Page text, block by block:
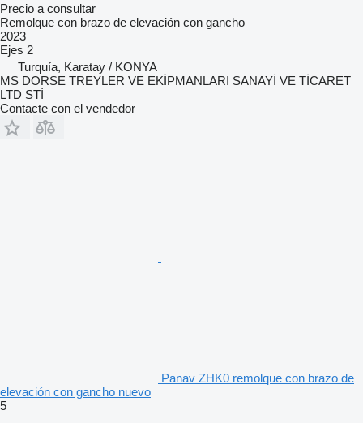
Precio a consultar
Remolque con brazo de elevación con gancho
2023
Ejes 2
Turquía, Karatay / KONYA
MS DORSE TREYLER VE EKİPMANLARI SANAYİ VE TİCARET
LTD STİ
Contacte con el vendedor
Panav ZHK0 remolque con brazo de
elevación con gancho nuevo
5